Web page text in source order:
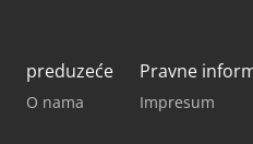
preduzeće
O nama
Pravne
Impresum